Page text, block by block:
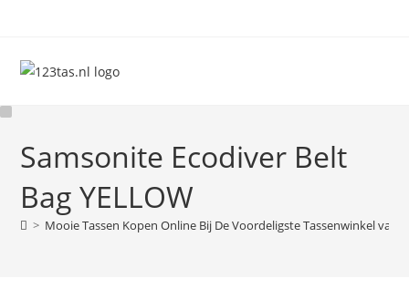
inhoud
Samsonite Ecodiver Belt
Bag YELLOW
> Mooie Tassen Kopen Online Bij De Voordeligste Tassenwinkel van